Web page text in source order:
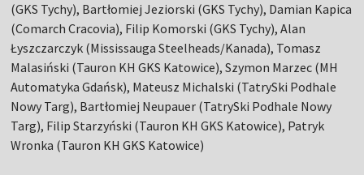
(GKS Tychy), Bartłomiej Jeziorski (GKS Tychy), Damian Kapica
(Comarch Cracovia), Filip Komorski (GKS Tychy), Alan
Łyszczarczyk (Mississauga Steelheads/Kanada), Tomasz
Malasiński (Tauron KH GKS Katowice), Szymon Marzec (MH
Automatyka Gdańsk), Mateusz Michalski (TatrySki Podhale
Nowy Targ), Bartłomiej Neupauer (TatrySki Podhale Nowy
Targ), Filip Starzyński (Tauron KH GKS Katowice), Patryk
Wronka (Tauron KH GKS Katowice)